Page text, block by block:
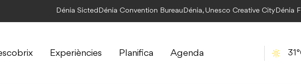
Dénia Sicted Dénia Convention Bureau Dénia, Unesco Creative CityDénia
Experiències Planifica Agenda